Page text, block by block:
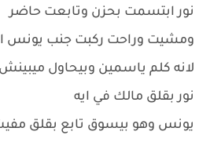
نور ابتسمت بحزن وتابعت حاضر
ومشيت وراحت ركبت جنب يونس
لانه كلم ياسمين وبيحاول ميبينش
نور بقلق مالك في ايه
يونس وهو بيسوق تابع بقلق